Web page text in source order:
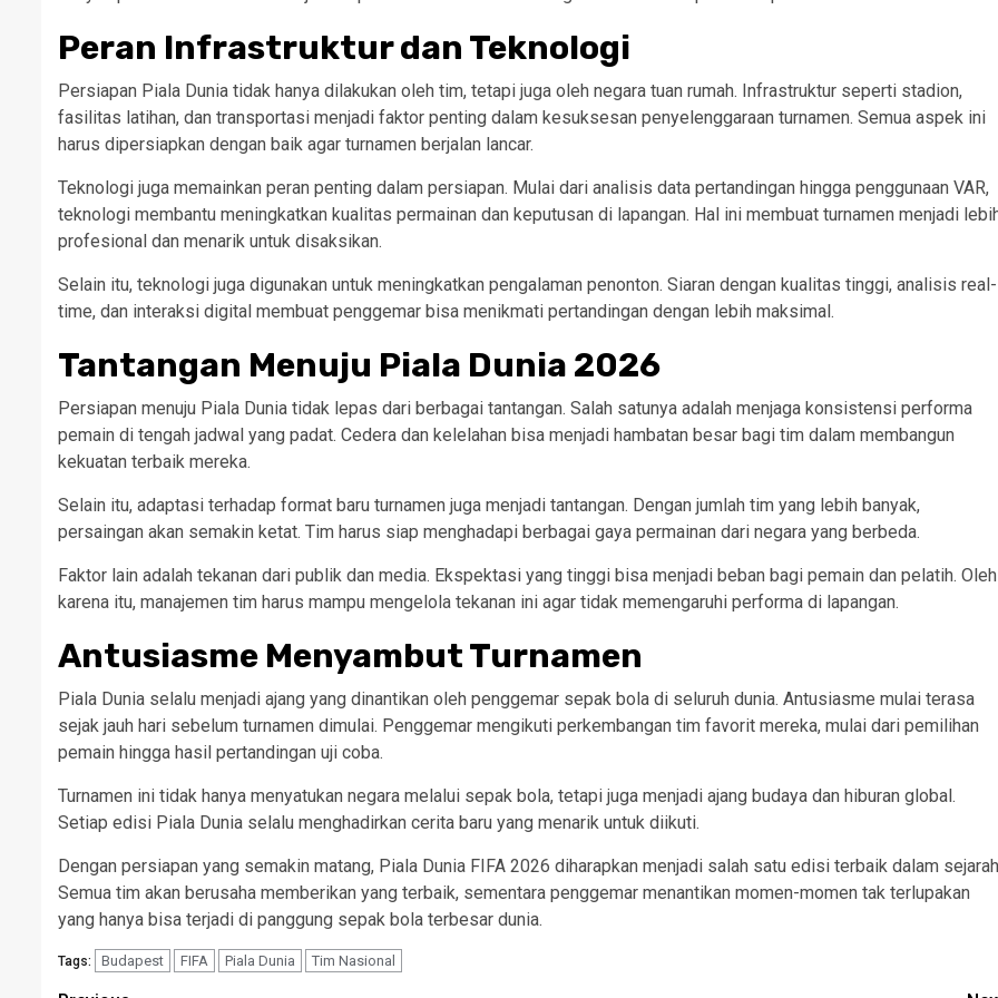
Peran Infrastruktur dan Teknologi
Persiapan Piala Dunia tidak hanya dilakukan oleh tim, tetapi juga oleh negara tuan rumah. Infrastruktur seperti stadion,
fasilitas latihan, dan transportasi menjadi faktor penting dalam kesuksesan penyelenggaraan turnamen. Semua aspek ini
harus dipersiapkan dengan baik agar turnamen berjalan lancar.
Teknologi juga memainkan peran penting dalam persiapan. Mulai dari analisis data pertandingan hingga penggunaan VAR,
teknologi membantu meningkatkan kualitas permainan dan keputusan di lapangan. Hal ini membuat turnamen menjadi
profesional dan menarik untuk disaksikan.
Selain itu, teknologi juga digunakan untuk meningkatkan pengalaman penonton. Siaran dengan kualitas tinggi, analisis real-
time, dan interaksi digital membuat penggemar bisa menikmati pertandingan dengan lebih maksimal.
Tantangan Menuju Piala Dunia 2026
Persiapan menuju Piala Dunia tidak lepas dari berbagai tantangan. Salah satunya adalah menjaga konsistensi performa
pemain di tengah jadwal yang padat. Cedera dan kelelahan bisa menjadi hambatan besar bagi tim dalam membangun
kekuatan terbaik mereka.
Selain itu, adaptasi terhadap format baru turnamen juga menjadi tantangan. Dengan jumlah tim yang lebih banyak,
persaingan akan semakin ketat. Tim harus siap menghadapi berbagai gaya permainan dari negara yang berbeda.
Faktor lain adalah tekanan dari publik dan media. Ekspektasi yang tinggi bisa menjadi beban bagi pemain dan pelatih. Oleh
karena itu, manajemen tim harus mampu mengelola tekanan ini agar tidak memengaruhi performa di lapangan.
Antusiasme Menyambut Turnamen
Piala Dunia selalu menjadi ajang yang dinantikan oleh penggemar sepak bola di seluruh dunia. Antusiasme mulai terasa
sejak jauh hari sebelum turnamen dimulai. Penggemar mengikuti perkembangan tim favorit mereka, mulai dari pemilihan
pemain hingga hasil pertandingan uji coba.
Turnamen ini tidak hanya menyatukan negara melalui sepak bola, tetapi juga menjadi ajang budaya dan hiburan global.
Setiap edisi Piala Dunia selalu menghadirkan cerita baru yang menarik untuk diikuti.
Dengan persiapan yang semakin matang, Piala Dunia FIFA 2026 diharapkan menjadi salah satu edisi terbaik dalam
Semua tim akan berusaha memberikan yang terbaik, sementara penggemar menantikan momen-momen tak terlupakan
yang hanya bisa terjadi di panggung sepak bola terbesar dunia.
Tags: Budapest FIFA Piala Dunia Tim Nasional